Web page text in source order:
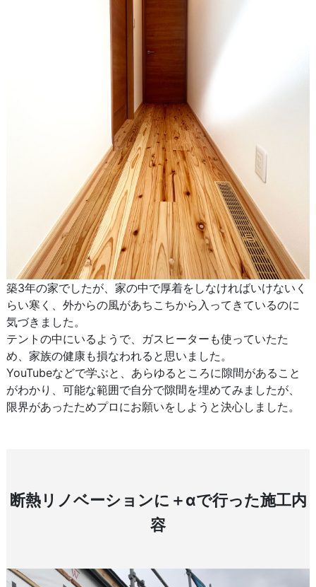
築3年の家でしたが、家の中で厚着をしなければいけないく
らい寒く、外からの風があちこちから入ってきているのに
気づきました。
テントの中にいるようで、ガスヒーターも使っていたた
め、家族の健康も損なわれると思いました。
YouTubeなどで学ぶと、あらゆるところに隙間があること
がわかり、可能な範囲で自分で隙間を埋めてみましたが、
限界があったためプロにお願いをしようと決心しました。
断熱リノベーションに＋αで行った施工内
容